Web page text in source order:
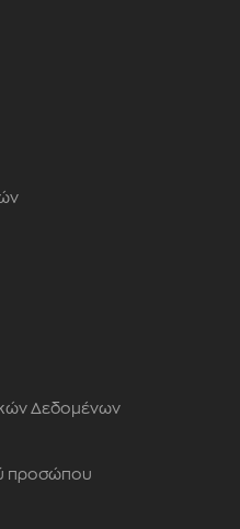
Δεδομένων
προσώπου